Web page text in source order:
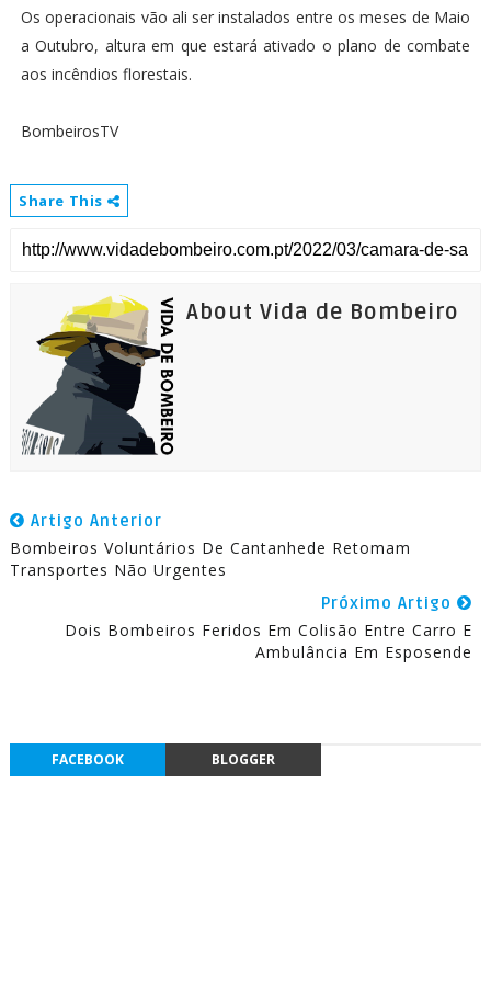
Os operacionais vão ali ser instalados entre os meses de Maio
a Outubro, altura em que estará ativado o plano de combate
aos incêndios florestais.
BombeirosTV
Share This
About Vida de Bombeiro
Artigo Anterior
Bombeiros Voluntários De Cantanhede Retomam
Transportes Não Urgentes
Próximo Artigo
Dois Bombeiros Feridos Em Colisão Entre Carro E
Ambulância Em Esposende
FACEBOOK BLOGGER